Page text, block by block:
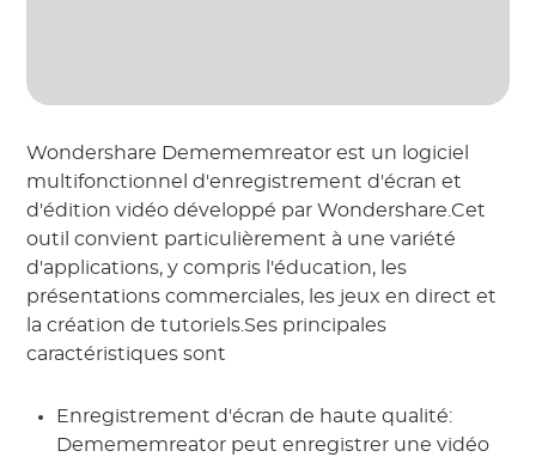
Wondershare Demememreator est un logiciel
multifonctionnel d'enregistrement d'écran et
d'édition vidéo développé par Wondershare.Cet
outil convient particulièrement à une variété
d'applications, y compris l'éducation, les
présentations commerciales, les jeux en direct et
la création de tutoriels.Ses principales
caractéristiques sont
Enregistrement d'écran de haute qualité:
Demememreator peut enregistrer une vidéo